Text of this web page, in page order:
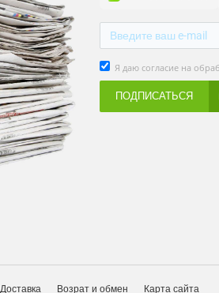
Я даю согласие на
ПОДПИСАТЬСЯ
Доставка Возрат и обмен Карта сайта